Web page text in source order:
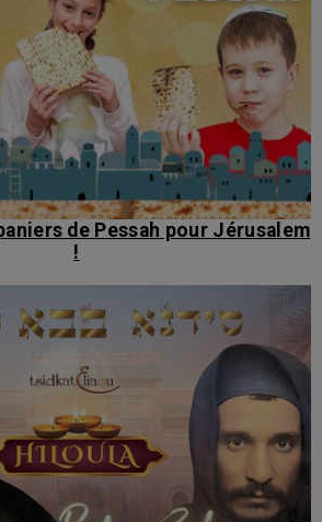
de Pessah pour Jérusalem
!